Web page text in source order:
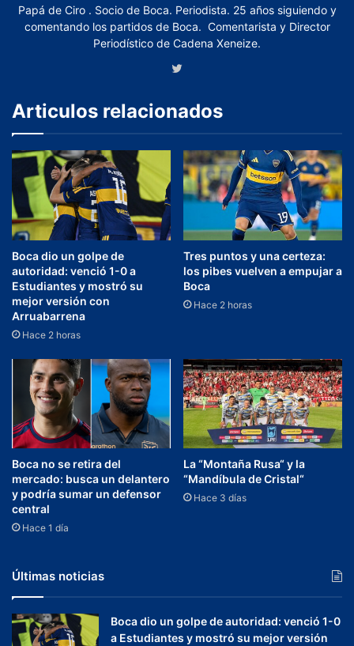
Papá de Ciro . Socio de Boca. Periodista. 25 años siguiendo y
comentando los partidos de Boca. Comentarista y Director
Periodístico de Cadena Xeneize.
Articulos relacionados
Boca dio un golpe de
autoridad: venció 1-0 a
Estudiantes y mostró su
mejor versión con
Arruabarrena
Hace 2 horas
Tres puntos y una certeza:
los pibes vuelven a empujar a
Boca
Hace 2 horas
Boca no se retira del
mercado: busca un delantero
y podría sumar un defensor
central
Hace 1 día
La “Montaña Rusa“ y la
“Mandíbula de Cristal“
Hace 3 días
Últimas noticias
Boca dio un golpe de autoridad: venció 1-0
a Estudiantes y mostró su mejor versión